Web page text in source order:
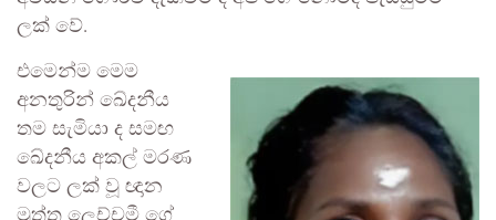
ලක් වේ.
එමෙන්ම මෙම
අනතුරින් ඛේදනීය
තම සැමියා ද සමඟ
ඛේදනීය අකල් මරණ
වලට ලක් වූ ඥාන
මුත්තු ලෙච්චමී ගේ